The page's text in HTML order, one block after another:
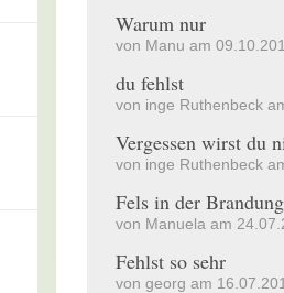
Warum nur
von Manu am
du fehlst
von inge Ruthenbeck
Vergessen wirst du
von inge Ruthenbeck
Fels in der Brandung
von Manuela am
Fehlst so sehr
von georg am